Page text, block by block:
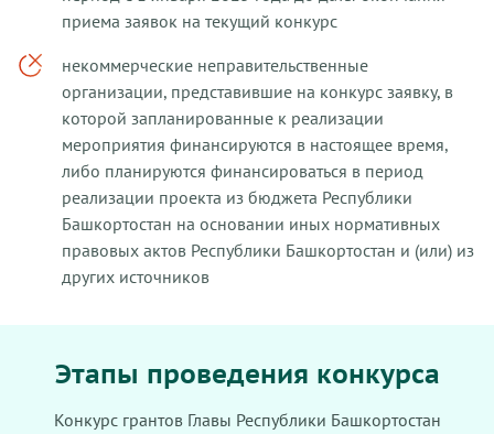
приема заявок на текущий конкурс
некоммерческие неправительственные
организации, представившие на конкурс заявку, в
которой запланированные к реализации
мероприятия финансируются в настоящее время,
либо планируются финансироваться в период
реализации проекта из бюджета Республики
Башкортостан на основании иных нормативных
правовых актов Республики Башкортостан и (или) из
других источников
Этапы проведения конкурса
Конкурс грантов Главы Республики Башкортостан